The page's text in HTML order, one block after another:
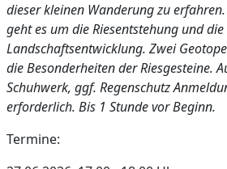
dieser kleinen Wanderung zu
geht es um die Riesentstehung und die
Landschaftsentwicklung. Zwei
die Besonderheiten der Riesgesteine.
Schuhwerk, ggf. Regenschutz
erforderlich. Bis 1 Stunde vor Beginn.
Termine: